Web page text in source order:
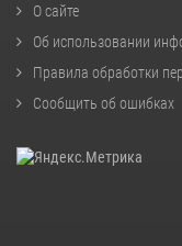
О сайте
Об использовании
Правила обработки
Сообщить об ошибках